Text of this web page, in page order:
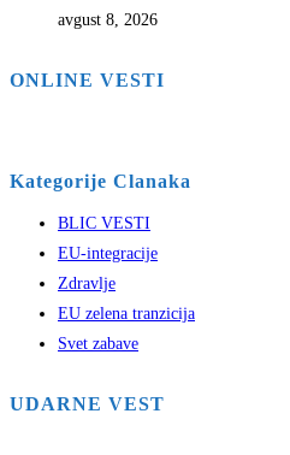
avgust 8, 2026
ONLINE VESTI
Kategorije Clanaka
BLIC VESTI
EU-integracije
Zdravlje
EU zelena tranzicija
Svet zabave
UDARNE VEST